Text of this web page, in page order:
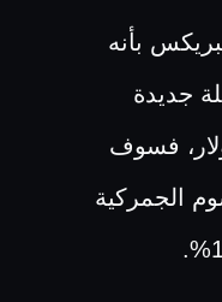
بأنه
جديدة
فسوف
الجمركية